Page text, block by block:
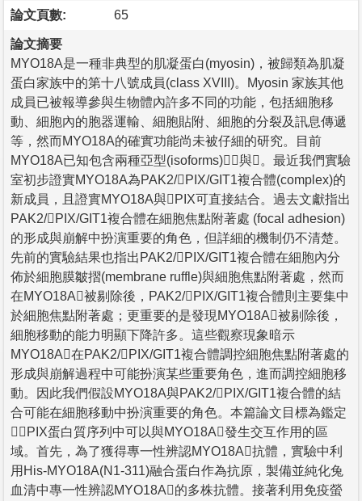
論文頁數: 65
論文摘要
MYO18A是一種非典型的肌凝蛋白(myosin)，被歸類為肌凝
蛋白家族中的第十八號成員(class XVIII)。Myosin 家族其他
成員已被報導參與生物體內許多不同的功能，包括細胞移
動、細胞內的胞器運輸、細胞貼附、細胞的分裂及訊息傳遞
等，然而MYO18A的確實功能尚未被仔細的研究。目前
MYO18A已知包含兩種亞型(isoforms)與。最近我們實驗
室初步證實MYO18A為PAK2/PIX/GIT1複合體(complex)的
新成員，且證實MYO18A與PIX可直接結合。過去文獻指出
PAK2/PIX/GIT1複合體在細胞焦點附著處 (focal adhesion)
的形成與崩解中扮演重要的角色，但詳細的機制仍不清楚。
先前的實驗結果也指出PAK2/PIX/GIT1複合體在細胞內分
佈於細胞膜皺摺(membrane ruffle)與細胞焦點附著處，然而
在MYO18A被剔除後，PAK2/PIX/GIT1複合體則主要集中
於細胞焦點附著處；更重要的是發現MYO18A被剔除後，
細胞移動的能力明顯下降許多。這些觀察現象暗示
MYO18A在PAK2/PIX/GIT1複合體調控細胞焦點附著處的
形成與崩解過程中可能扮演某些重要角色，進而調控細胞移
動。因此我們假設MYO18A與PAK2/PIX/GIT1複合體的結
合可能在細胞移動中扮演重要的角色。本篇論文目標為鑑定
PIX蛋白質序列中可以與MYO18A發生交互作用的區
域。首先，為了獲得專一性辨認MYO18A抗體，實驗中利
用His-MYO18A(N1-311)融合蛋白作為抗原，製備並純化兔
血清中專一性辨認MYO18A的多株抗體。接著利用免疫螢